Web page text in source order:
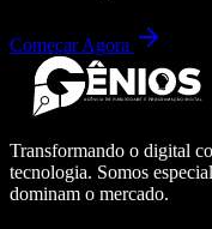
Começar Agora
Transformando o digital
tecnologia. Somos
dominam o mercado.